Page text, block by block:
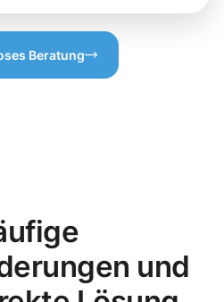
Beratung
und